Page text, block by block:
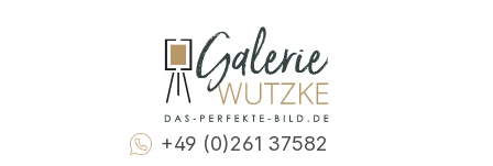
+49 (0)261 37582